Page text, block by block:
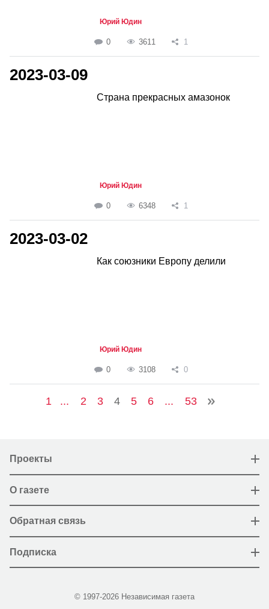
Юрий Юдин
0 3611 1
2023-03-09
Страна прекрасных амазонок
Юрий Юдин
0 6348 1
2023-03-02
Как союзники Европу делили
Юрий Юдин
0 3108 0
1 ... 2 3 4 5 6 ... 53
Проекты
О газете
Обратная связь
Подписка
© 1997-2026 Независимая газета